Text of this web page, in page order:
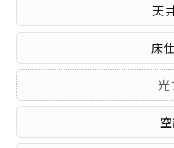
天
床
光